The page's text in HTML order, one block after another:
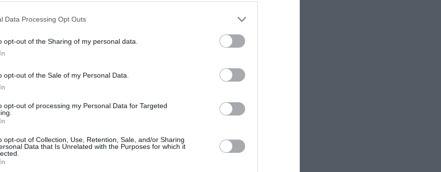
Data Processing Opt Outs
opt-out of the Sharing of my personal data.
opt-out of the Sale of my Personal Data.
opt-out of processing my Personal Data for Targeted
opt-out of Collection, Use, Retention, Sale, and/or Sharing
Data that Is Unrelated with the Purposes for which it
ΘΕΜΑΤΑ / ΝΕΑ
Σαββατοκύριακο στην Αθήνα: Προτάσεις
Οι προτάσεις του Culturenow για όσους μείνουν στην
Κορίνα Λεγάκη: Στο Half Note με το «Λαϊκό
Μπελκάντο», μια μουσική παράσταση με
Η Κορίνα Λεγάκη γράφει στο CultureNow για τη διαδρομή